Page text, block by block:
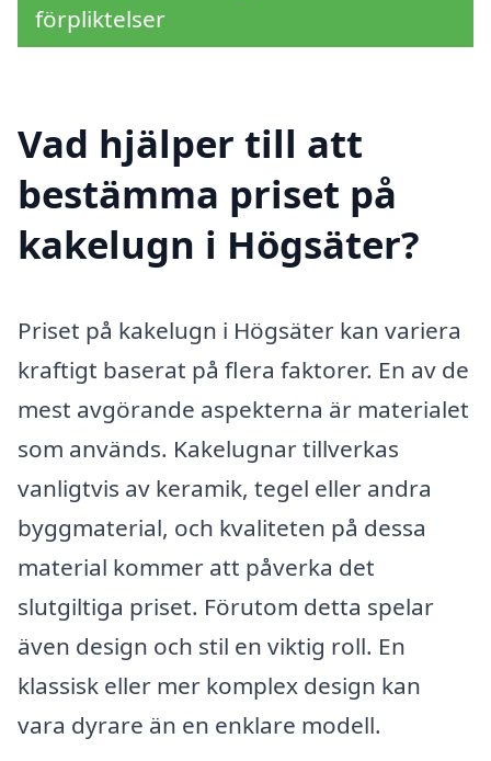
förpliktelser
Vad hjälper till att
bestämma priset på
kakelugn i Högsäter?
Priset på kakelugn i Högsäter kan variera
kraftigt baserat på flera faktorer. En av de
mest avgörande aspekterna är materialet
som används. Kakelugnar tillverkas
vanligtvis av keramik, tegel eller andra
byggmaterial, och kvaliteten på dessa
material kommer att påverka det
slutgiltiga priset. Förutom detta spelar
även design och stil en viktig roll. En
klassisk eller mer komplex design kan
vara dyrare än en enklare modell.